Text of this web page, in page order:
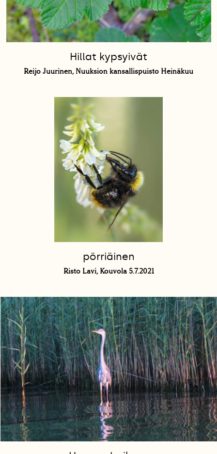
Hillat kypsyivät
Reijo Juurinen, Nuuksion kansallispuisto Heinäkuu
pörriäinen
Risto Lavi, Kouvola 5.7.2021